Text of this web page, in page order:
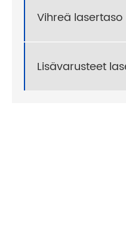
Vihreä lasertaso
Lisävarusteet